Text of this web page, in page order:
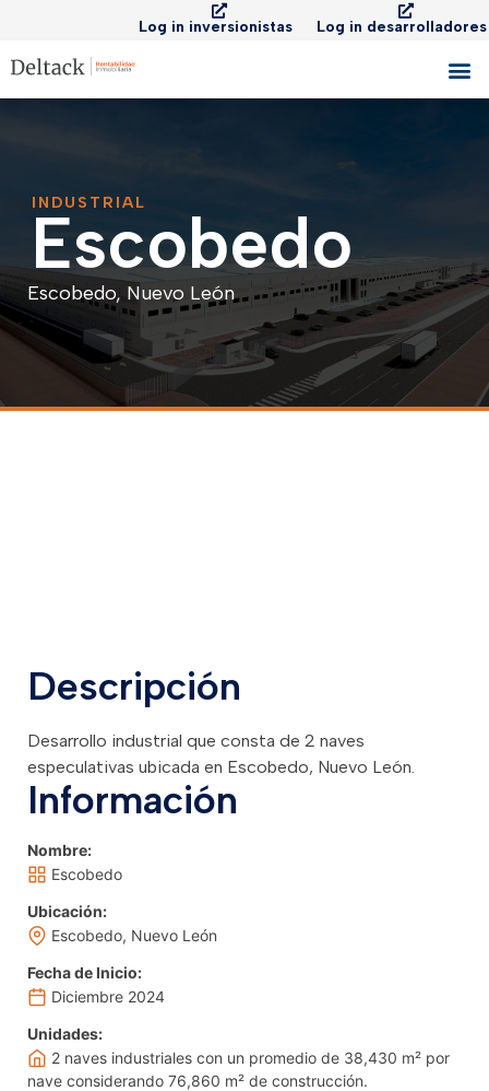
Log in inversionistas Log in desarrolladores
INDUSTRIAL
Escobedo
Escobedo, Nuevo León
Descripción
Desarrollo industrial que consta de 2 naves
especulativas ubicada en Escobedo, Nuevo León.
Información
Nombre:
Escobedo
Ubicación:
Escobedo, Nuevo León
Fecha de Inicio:
Diciembre 2024
Unidades:
2 naves industriales con un promedio de 38,430 m² por
nave considerando 76,860 m² de construcción.